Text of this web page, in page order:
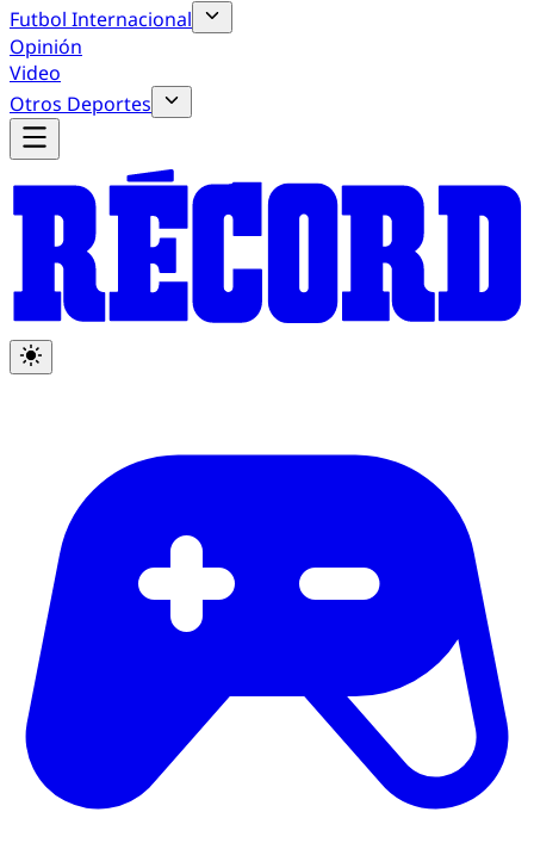
Futbol Internacional
Opinión
Video
Otros Deportes